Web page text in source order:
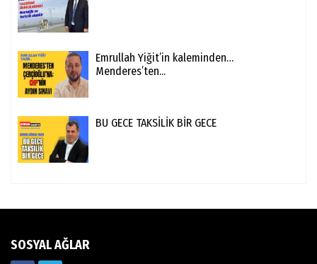
Emrullah Yiğit’in kaleminden…
Menderes’ten...
BU GECE TAKSİLİK BİR GECE
SOSYAL AĞLAR